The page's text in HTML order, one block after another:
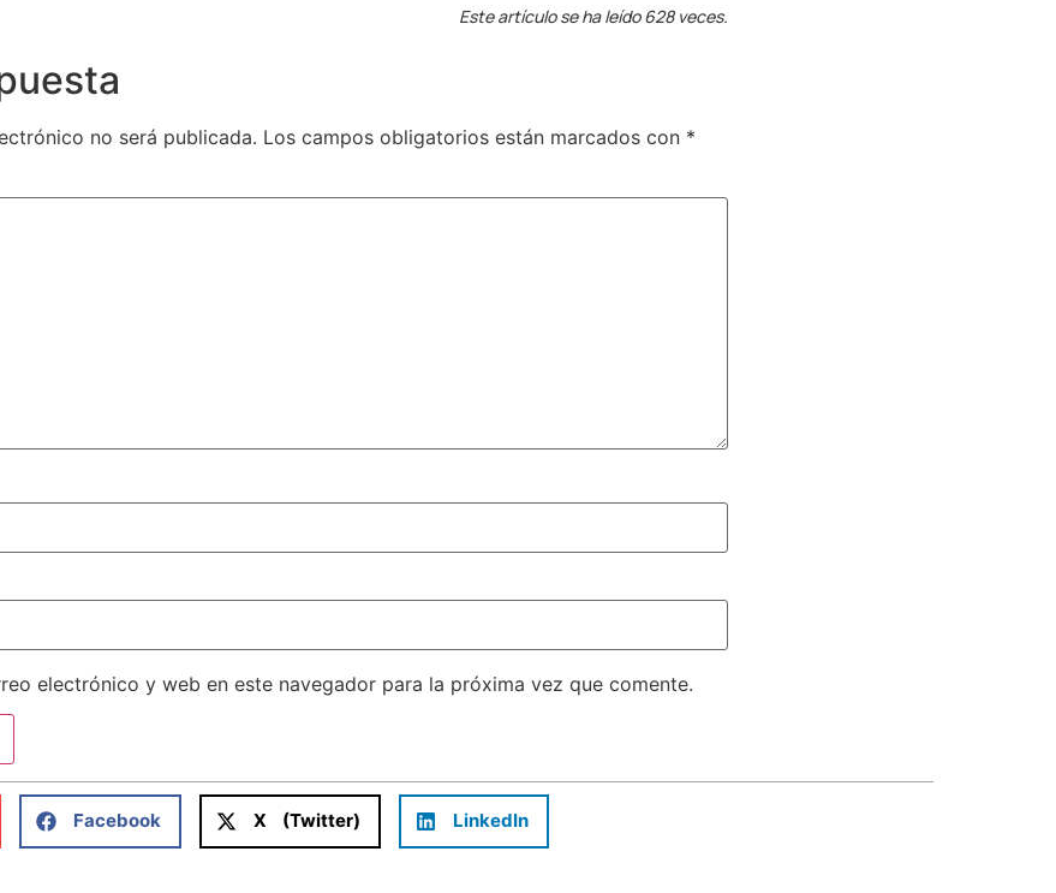
Este artículo se ha leído 628 veces.
no será publicada. Los campos obligatorios están marcados con *
electrónico y web en este navegador para la próxima vez que comente.
Facebook X (Twitter) LinkedIn